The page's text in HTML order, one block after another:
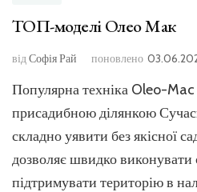
ТОП-моделі Олео Мак
відСофія Рай поновлено
Популярна техніка Oleo-Mac
присадибною ділянкою
складно уявити без якісної
дозволяє швидко виконувати
підтримувати територію в